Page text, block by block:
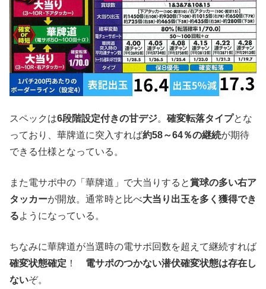
スペックは6段階設定付きの甘デジ。 確変転落タイプとな
っており、華牌道に突入すれば約58～64％の継続が期待
できる仕様となっている。
また電サポ中の「華牌道」で大当りすると 賞球の多い右ア
タッカーが開放。通常時と比べ大当り出玉を多く獲得でき
るようになっている。
ちなみに華牌道が当選時の電サポ回数を超えて継続すれば
確変状態確定 ！ 電サポのつかない潜伏確変状態は存在し
ないぞ。